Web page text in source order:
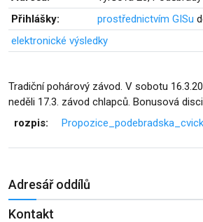
Přihlášky:
prostřednictvím GISu
elektronické výsledky
Tradiční pohárový závod. V sobotu
neděli 17.3. závod chlapců. Bonusová
rozpis:
Adresář oddílů
Kontakt